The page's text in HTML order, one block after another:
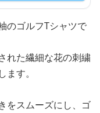
のゴルフTシャツで
れた繊細な花の刺繍
す。
をスムーズにし、ゴ